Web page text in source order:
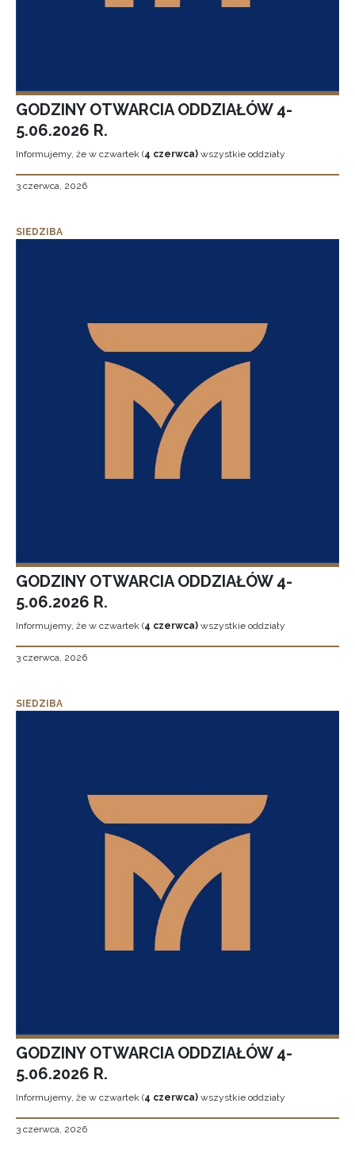
GODZINY OTWARCIA ODDZIAŁÓW 4-
5.06.2026 R.
Informujemy, że w czwartek (4 czerwca) wszystkie oddziały
3 czerwca, 2026
SIEDZIBA
GODZINY OTWARCIA ODDZIAŁÓW 4-
5.06.2026 R.
Informujemy, że w czwartek (4 czerwca) wszystkie oddziały
3 czerwca, 2026
SIEDZIBA
GODZINY OTWARCIA ODDZIAŁÓW 4-
5.06.2026 R.
Informujemy, że w czwartek (4 czerwca) wszystkie oddziały
3 czerwca, 2026